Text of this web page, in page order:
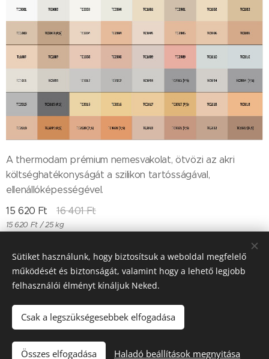
A thermodam prémium nemesvakolat, ötvözi az akri
költséghatékonyságát a szilikon tartósságával,
ellenállóképességével.
15 620 Ft 16 401Ft
15 620 Ft / 25 kg
Kosárba
Till "96" Kft Adószán: 11385497-2-05
Sütiket használunk, hogy biztosítsuk a weboldal megfelelő
működését és biztonságát, valamint hogy a lehető legjobb
felhasználói élményt kínáljuk Neked.
Csak a legszükségesebbek elfogadása
Összes elfogadása Haladó beállítások megnyitása